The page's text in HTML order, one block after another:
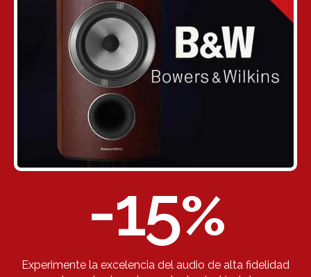
-15%
Experimente la excelencia del audio de alta fidelidad